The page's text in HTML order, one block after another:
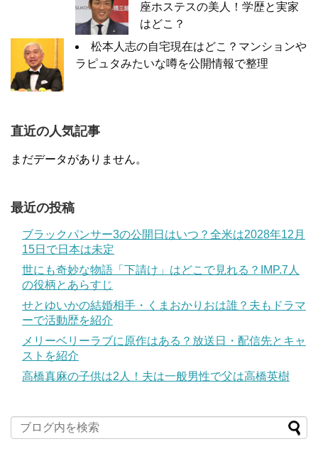
座ホステスの美人！学歴と実家
はどこ？
松本人志の自宅現在はどこ？マンションや
ラピュタみたいな噂を公開情報で整理
直近の人気記事
まだデータがありません。
最近の投稿
ブラックパンサー3の公開日はいつ？全米は2028年12月
15日で日本は未定
世にも奇妙な物語「下請け」はどこで見れる？IMP.7人
の役柄とあらすじ
せとゆいかの結婚相手・くまおかりおは誰？夫もドラマ
ーで活動歴を紹介
メリーベリーラブに原作はある？放送日・配信先とキャ
ストを紹介
高橋真麻の子供は2人！夫は一般男性で父は高橋英樹